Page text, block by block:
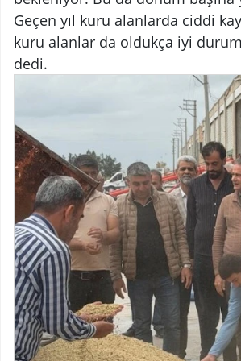
Geçen yıl kuru alanlarda ciddi
kuru alanlar da oldukça iyi
dedi.